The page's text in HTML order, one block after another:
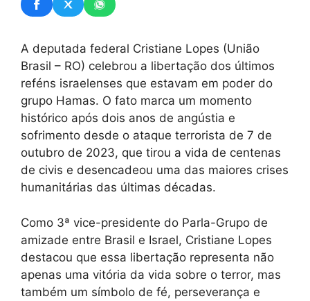
A deputada federal Cristiane Lopes (União
Brasil – RO) celebrou a libertação dos últimos
reféns israelenses que estavam em poder do
grupo Hamas. O fato marca um momento
histórico após dois anos de angústia e
sofrimento desde o ataque terrorista de 7 de
outubro de 2023, que tirou a vida de centenas
de civis e desencadeou uma das maiores crises
humanitárias das últimas décadas.
Como 3ª vice-presidente do Parla-Grupo de
amizade entre Brasil e Israel, Cristiane Lopes
destacou que essa libertação representa não
apenas uma vitória da vida sobre o terror, mas
também um símbolo de fé, perseverança e